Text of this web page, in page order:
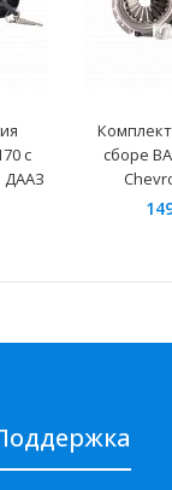
с
ДААЗ
сборе